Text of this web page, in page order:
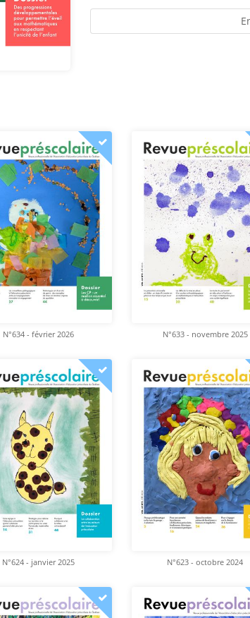
N°634 - février 2026 N°633 - novembre 2025
N°624 - janvier 2025 N°623 - octobre 2024